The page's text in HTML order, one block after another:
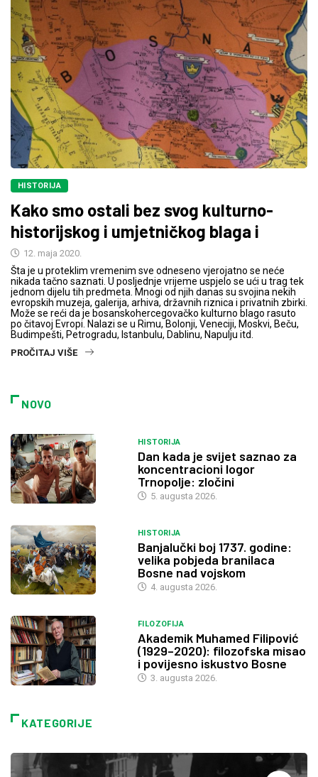
HISTORIJA
Kako smo ostali bez svog kulturno-
historijskog i umjetničkog blaga i
12. maja 2020.
Šta je u proteklim vremenim sve odneseno vjerojatno se neće
nikada tačno saznati. U posljednje vrijeme uspjelo se ući u trag tek
jednom dijelu tih predmeta. Mnogi od njih danas su svojina nekih
evropskih muzeja, galerija, arhiva, državnih riznica i privatnih zbirki.
Može se reći da je bosanskohercegovačko kulturno blago rasuto
po čitavoj Evropi. Nalazi se u Rimu, Bolonji, Veneciji, Moskvi, Beču,
Budimpešti, Petrogradu, Istanbulu, Dablinu, Napulju itd.
PROČITAJ VIŠE
NOVO
HISTORIJA
Dan kada je svijet saznao za
koncentracioni logor
Trnopolje: zločini
5. augusta 2026.
HISTORIJA
Banjalučki boj 1737. godine:
velika pobjeda branilaca
Bosne nad vojskom
4. augusta 2026.
FILOZOFIJA
Akademik Muhamed Filipović
(1929–2020): filozofska misao
i povijesno iskustvo Bosne
3. augusta 2026.
KATEGORIJE